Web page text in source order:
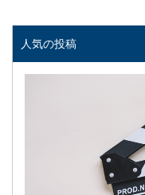
人気の投稿